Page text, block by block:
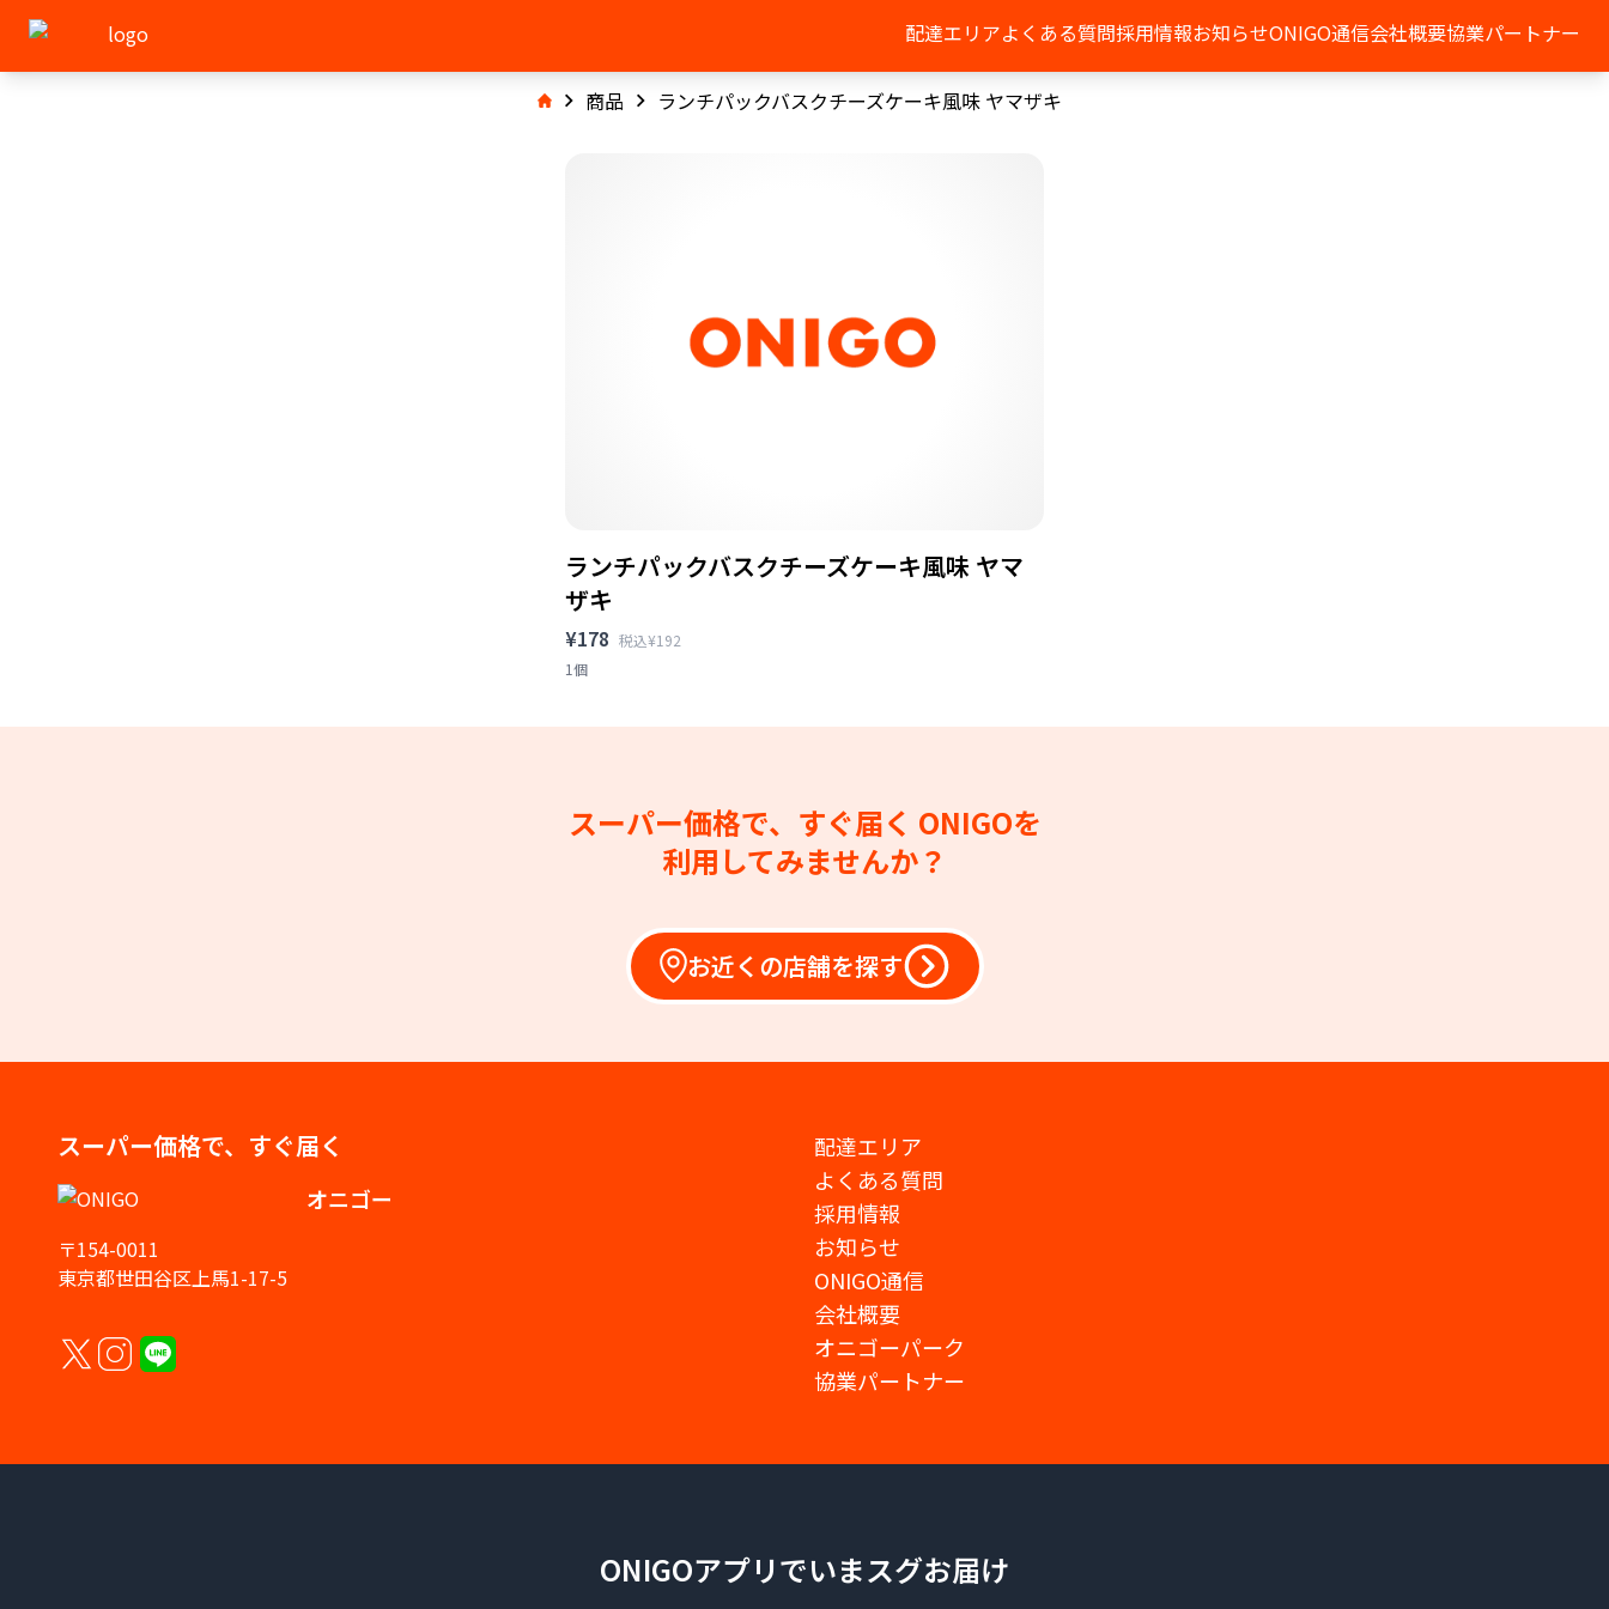
配達エリアよくある質問採用情報お知らせONIGO通信会社概要協業パートナー
商品 ランチパックバスクチーズケーキ風味 ヤマザキ
ランチパックバスクチーズケーキ風味 ヤマ
ザキ
¥178 税込¥192
1個
スーパー価格で、すぐ届く ONIGOを
利用してみませんか？
お近くの店舗を探す
スーパー価格で、すぐ届く
オニゴー
〒154-0011
東京都世田谷区上馬1-17-5
配達エリア
よくある質問
採用情報
お知らせ
ONIGO通信
会社概要
オニゴーパーク
協業パートナー
ONIGOアプリでいまスグお届け